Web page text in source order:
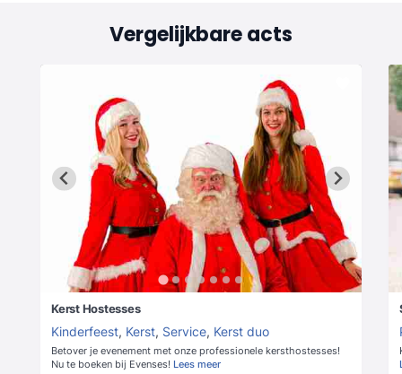
Vergelijkbare acts
Kerst Hostesses
Kinderfeest, Kerst, Service, Kerst duo
Betover je evenement met onze professionele kersthostesses!
Nu te boeken bij Evenses! Lees meer